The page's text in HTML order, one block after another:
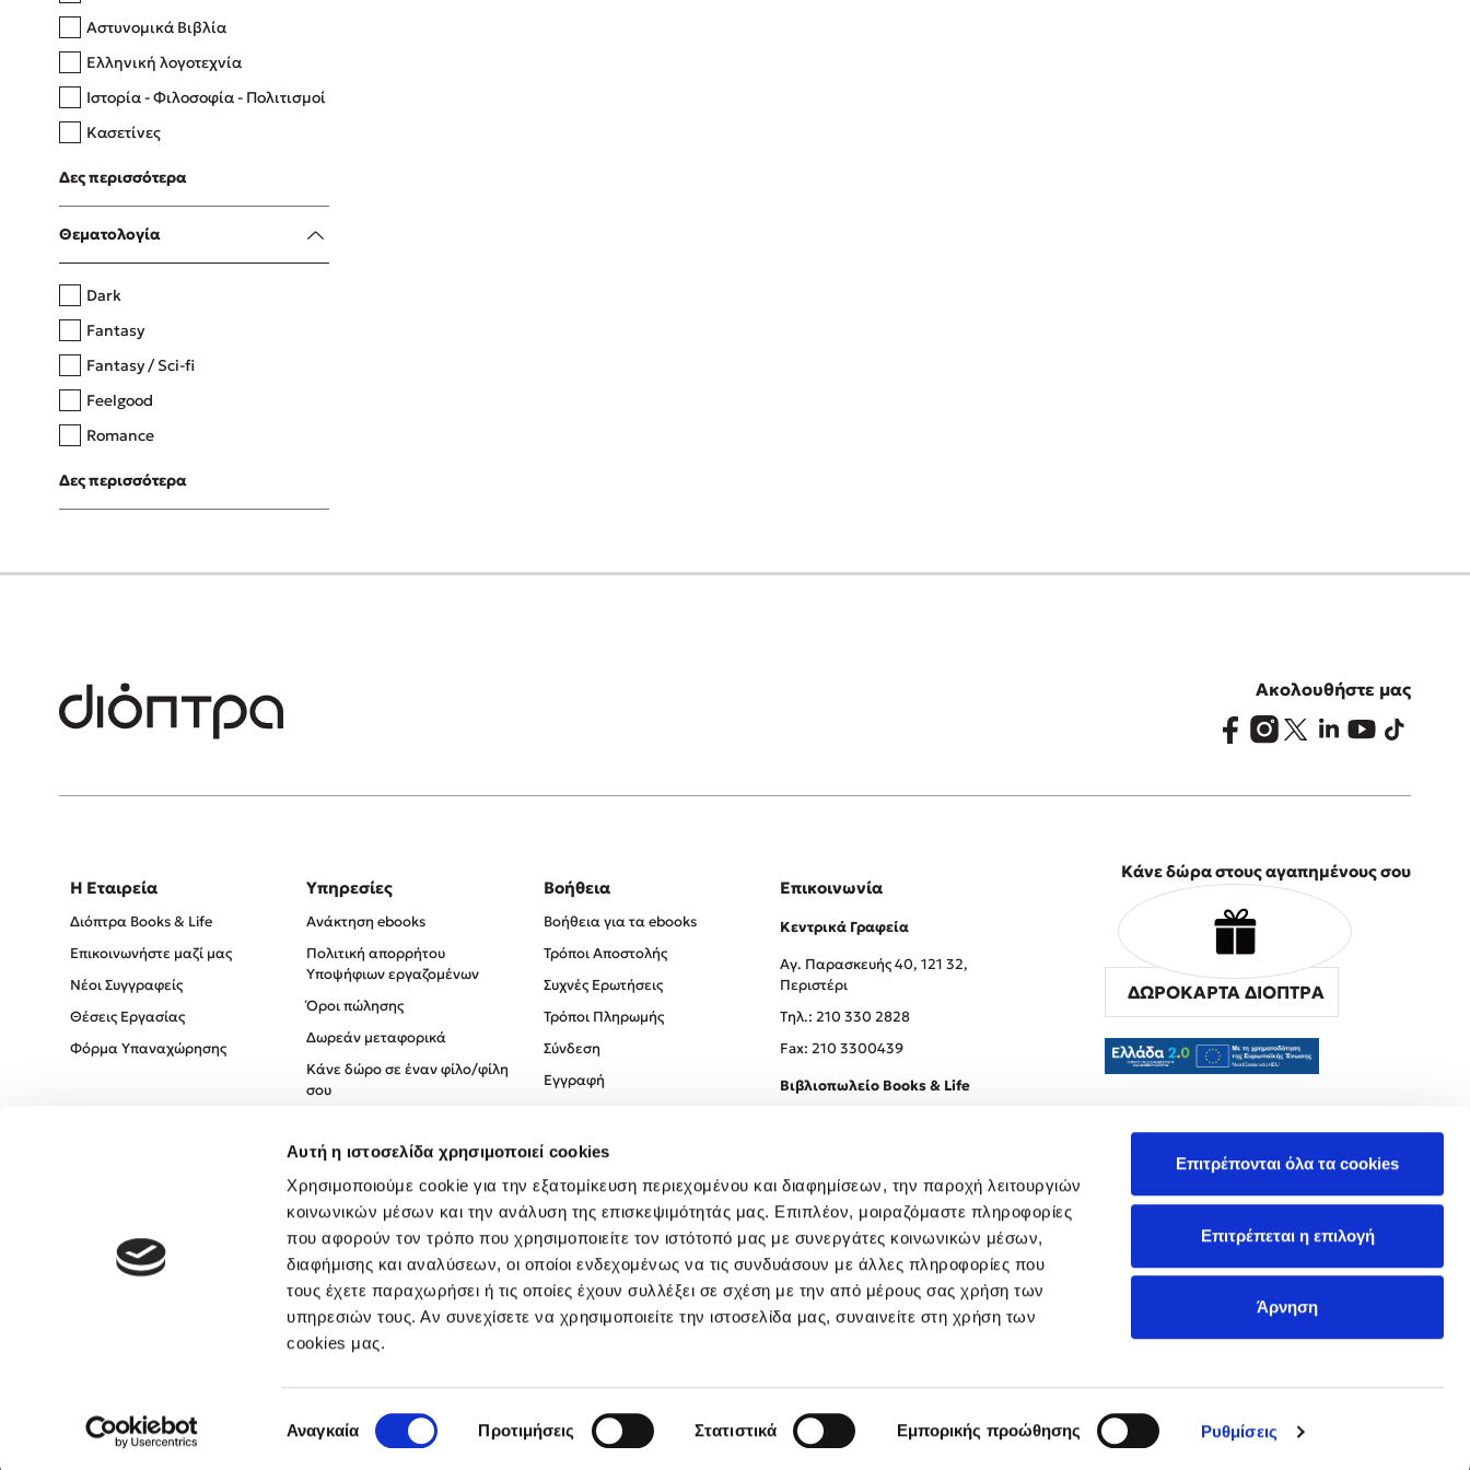
Αυτή η ιστοσελίδα χρησιμοποιεί cookies
Χρησιμοποιούμε cookie για την εξατομίκευση περιεχομένου και διαφημίσεων, την παροχή λειτουργιών
κοινωνικών μέσων και την ανάλυση της επισκεψιμότητάς μας. Επιπλέον, μοιραζόμαστε πληροφορίες
που αφορούν τον τρόπο που χρησιμοποιείτε τον ιστότοπό μας με συνεργάτες κοινωνικών μέσων,
διαφήμισης και αναλύσεων, οι οποίοι ενδεχομένως να τις συνδυάσουν με άλλες πληροφορίες που
τους έχετε παραχωρήσει ή τις οποίες έχουν συλλέξει σε σχέση με την από μέρους σας χρήση των
υπηρεσιών τους. Αν συνεχίσετε να χρησιμοποιείτε την ιστοσελίδα μας, συναινείτε στη χρήση των
cookies μας.
συγκατάθεσης
Αναγκαία Προτιμήσεις Στατιστικά Εμπορικής προώθησης Ρυθμίσεις
Επιτρέπονται όλα τα cookies
Επιτρέπεται η επιλογή
Άρνηση
Δανάη Δεληγεώργη
Πάνω, κάτω, μπροστά, πίσω
Η μέθοδος Αφήστε τους
Αστυνομικά Βιβλία
Ελληνική λογοτεχνία
Ιστορία - Φιλοσοφία - Πολιτισμοί
Κασετίνες
Λευκώματα - Έγχρωμοι οδηγοί
Μαγειρική
Δες περισσότερα
Θεματολογία
Dark
Fantasy
Fantasy / Sci-fi
Feelgood
Romance
Upmarket
Young Adult
Δες περισσότερα
Ακολουθήστε μας
Η Εταιρεία
Διόπτρα Books & Life
Επικοινωνήστε μαζί μας
Νέοι Συγγραφείς
Θέσεις Εργασίας
Φόρμα Υπαναχώρησης
Υπηρεσίες
Ανάκτηση ebooks
Πολιτική απορρήτου
Υποψήφιων εργαζομένων
Όροι πώλησης
Δωρεάν μεταφορικά
Κάνε δώρο σε έναν φίλο/φίλη
σου
Πολιτική Απορρήτου
Όροι χρήσης
Βοήθεια
Βοήθεια για τα ebooks
Τρόποι Αποστολής
Συχνές Ερωτήσεις
Τρόποι Πληρωμής
Σύνδεση
Εγγραφή
Επικοινωνία
Κεντρικά Γραφεία
Αγ. Παρασκευής 40, 121 32,
Περιστέρι
Tηλ.: 210 330 2828
Fax: 210 3300439
Βιβλιοπωλείο Books & Life
Κάνε δώρα στους αγαπημένους σου
ΔΩΡΟΚΑΡΤΑ ΔΙΟΠΤΡΑ
Created by Powered by